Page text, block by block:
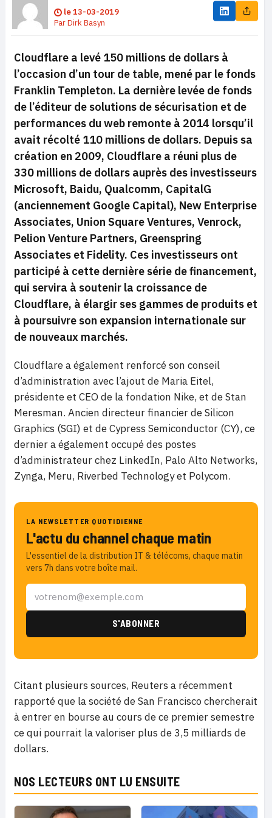
le13-03-2019
ParDirk Basyn
Cloudflare a levé 150 millions de dollars à
l’occasion d’un tour de table, mené par le fonds
Franklin Templeton. La dernière levée de fonds
de l’éditeur de solutions de sécurisation et de
performances du web remonte à 2014 lorsqu’il
avait récolté 110 millions de dollars. Depuis sa
création en 2009, Cloudflare a réuni plus de
330 millions de dollars auprès des investisseurs
Microsoft, Baidu, Qualcomm, CapitalG
(anciennement Google Capital), New Enterprise
Associates, Union Square Ventures, Venrock,
Pelion Venture Partners, Greenspring
Associates et Fidelity. Ces investisseurs ont
participé à cette dernière série de financement,
qui servira à soutenir la croissance de
Cloudflare, à élargir ses gammes de produits et
à poursuivre son expansion internationale sur
de nouveaux marchés.
Cloudflare a également renforcé son conseil
d’administration avec l’ajout de Maria Eitel,
présidente et CEO de la fondation Nike, et de Stan
Meresman. Ancien directeur financier de Silicon
Graphics (SGI) et de Cypress Semiconductor (CY), ce
dernier a également occupé des postes
d’administrateur chez LinkedIn, Palo Alto Networks,
Zynga, Meru, Riverbed Technology et Polycom.
LA NEWSLETTER QUOTIDIENNE
L'actu du channel chaque matin
L'essentiel de la distribution IT & télécoms, chaque matin
vers 7h dans votre boîte mail.
Citant plusieurs sources, Reuters a récemment
rapporté que la société de San Francisco chercherait
à entrer en bourse au cours de ce premier semestre
ce qui pourrait la valoriser plus de 3,5 milliards de
dollars.
NOS LECTEURS ONT LU ENSUITE